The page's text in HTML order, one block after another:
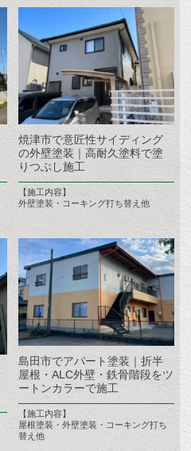
焼津市で意匠性サイディング
の外壁塗装｜高耐久塗料で塗
りつぶし施工
【施工内容】
外壁塗装・コーキング打ち替え他
島田市でアパート塗装｜折半
屋根・ALC外壁・鉄骨階段をツ
ートンカラーで施工
【施工内容】
屋根塗装・外壁塗装・コーキング打ち
替え他